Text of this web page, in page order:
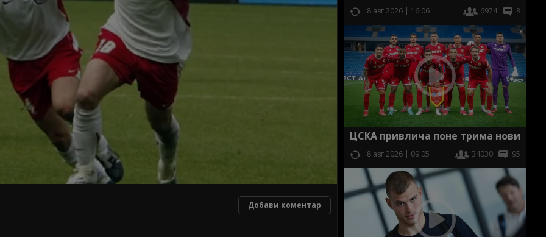
Добави коментар
8 авг 2026 | 16:06 6974 8
ЦСКА привлича поне трима нови
8 авг 2026 | 09:05 34030 95